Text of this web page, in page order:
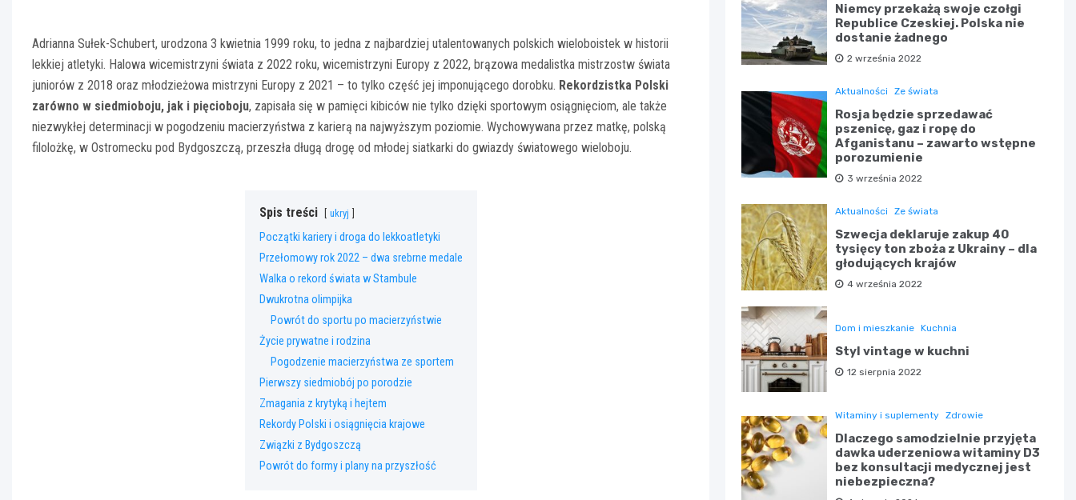
Adrianna Sułek-Schubert, urodzona 3 kwietnia 1999 roku, to jedna z najbardziej utalentowanych polskich wieloboistek w historii
lekkiej atletyki. Halowa wicemistrzyni świata z 2022 roku, wicemistrzyni Europy z 2022, brązowa medalistka mistrzostw świata
juniorów z 2018 oraz młodzieżowa mistrzyni Europy z 2021 – to tylko część jej imponującego dorobku. Rekordzistka Polski
zarówno w siedmioboju, jak i pięcioboju, zapisała się w pamięci kibiców nie tylko dzięki sportowym osiągnięciom, ale także
niezwykłej determinacji w pogodzeniu macierzyństwa z karierą na najwyższym poziomie. Wychowywana przez matkę, polską
filolożkę, w Ostromecku pod Bydgoszczą, przeszła długą drogę od młodej siatkarki do gwiazdy światowego wieloboju.
Spis treści ukryj
Początki kariery i droga do lekkoatletyki
Przełomowy rok 2022 – dwa srebrne medale
Walka o rekord świata w Stambule
Dwukrotna olimpijka
Powrót do sportu po macierzyństwie
Życie prywatne i rodzina
Pogodzenie macierzyństwa ze sportem
Pierwszy siedmiobój po porodzie
Zmagania z krytyką i hejtem
Rekordy Polski i osiągnięcia krajowe
Związki z Bydgoszczą
Powrót do formy i plany na przyszłość
Niemcy przekażą swoje czołgi
Republice Czeskiej. Polska nie
dostanie żadnego
2 września 2022
Aktualności Ze świata
Rosja będzie sprzedawać
pszenicę, gaz i ropę do
Afganistanu – zawarto wstępne
porozumienie
3 września 2022
Aktualności Ze świata
Szwecja deklaruje zakup 40
tysięcy ton zboża z Ukrainy – dla
głodujących krajów
4 września 2022
Dom i mieszkanie Kuchnia
Styl vintage w kuchni
12 sierpnia 2022
Witaminy i suplementy Zdrowie
Dlaczego samodzielnie przyjęta
dawka uderzeniowa witaminy D3
bez konsultacji medycznej jest
niebezpieczna?